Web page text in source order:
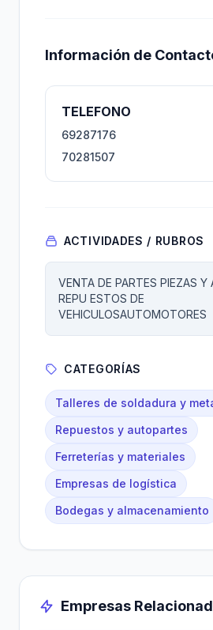
Información de
TELEFONO
69287176
70281507
ACTIVIDADES / RUBROS
VENTA DE PARTES PIEZAS Y
REPU ESTOS DE
VEHICULOSAUTOMOTORES
CATEGORÍAS
Talleres de soldadura y
Repuestos y autopartes
Ferreterías y materiales
Empresas de logística
Bodegas y almacenamiento
Empresas